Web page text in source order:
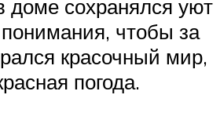
доме сохранялся уют
чтобы за
красочный мир,
погода.